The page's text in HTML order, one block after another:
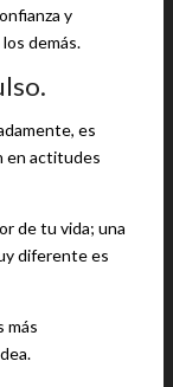
y
demás.
es
en actitudes
de tu vida; una
diferente es
más